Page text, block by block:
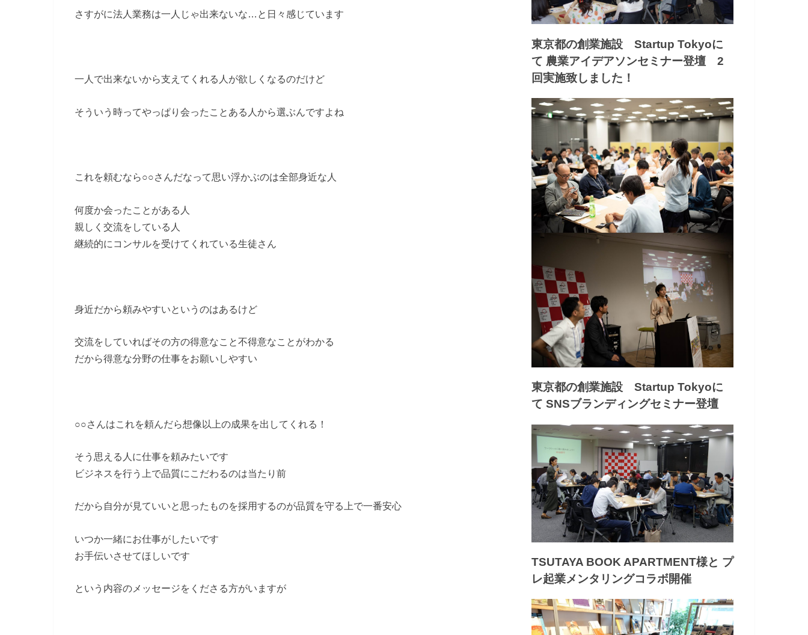
さすがに法人業務は一人じゃ出来ないな…と日々感じています
一人で出来ないから支えてくれる人が欲しくなるのだけど
そういう時ってやっぱり会ったことある人から選ぶんですよね
これを頼むなら○○さんだなって思い浮かぶのは全部身近な人
何度か会ったことがある人
親しく交流をしている人
継続的にコンサルを受けてくれている生徒さん
身近だから頼みやすいというのはあるけど
交流をしていればその方の得意なこと不得意なことがわかる
だから得意な分野の仕事をお願いしやすい
○○さんはこれを頼んだら想像以上の成果を出してくれる！
そう思える人に仕事を頼みたいです
ビジネスを行う上で品質にこだわるのは当たり前
だから自分が見ていいと思ったものを採用するのが品質を守る上で一番安心
いつか一緒にお仕事がしたいです
お手伝いさせてほしいです
という内容のメッセージをくださる方がいますが
東京都の創業施設 Startup Tokyoに
て 農業アイデアソンセミナー登壇 2
回実施致しました！
東京都の創業施設 Startup Tokyoに
て SNSブランディングセミナー登壇
TSUTAYA BOOK APARTMENT様と プ
レ起業メンタリングコラボ開催